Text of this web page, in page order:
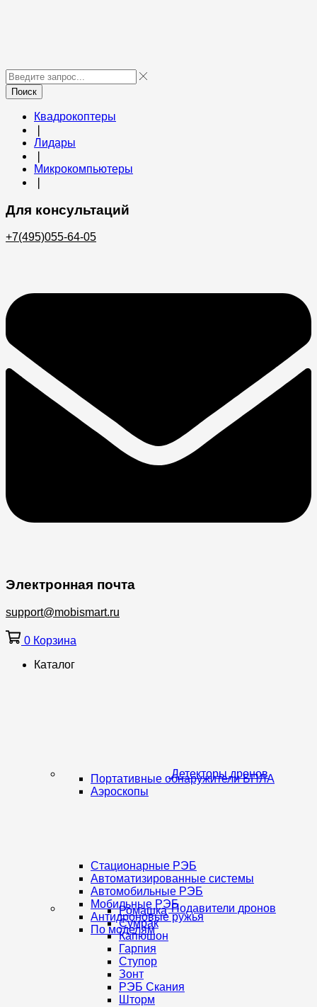
Поиск
Квадрокоптеры
Лидары
Микрокомпьютеры
Для консультаций
+7(495)055-64-05
Электронная почта
support@mobismart.ru
0 Корзина
Каталог
Детекторы дронов
Портативные обнаружители БПЛА
Аэроскопы
Подавители дронов
Стационарные РЭБ
Автоматизированные системы
Автомобильные РЭБ
Мобильные РЭБ
Антидроновые ружья
По моделям
Ромашка
Сумрак
Капюшон
Гарпия
Ступор
Зонт
РЭБ Скания
Шторм